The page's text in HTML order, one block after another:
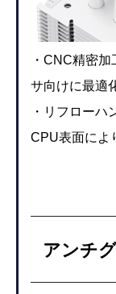
・CNC精密
サ向けに最適
・リフローハ
CPU表面によ
アンチ